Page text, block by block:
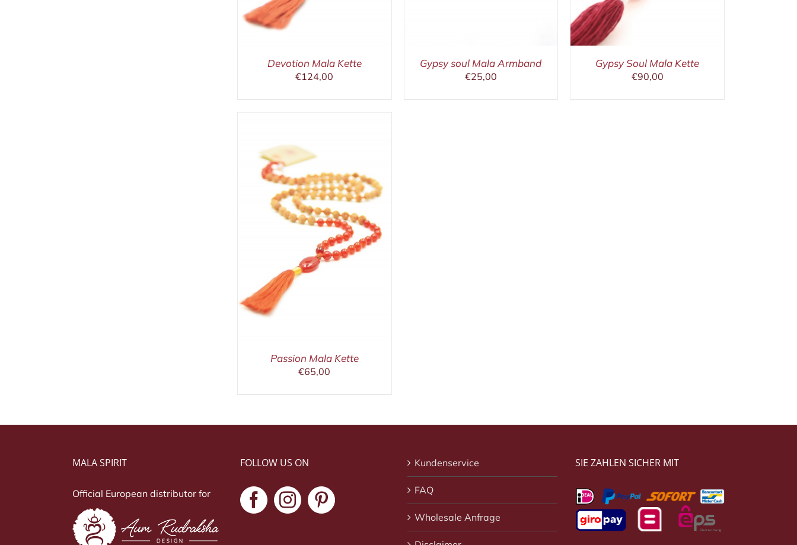
Devotion Mala Kette
€124,00
Gypsy soul Mala Armband
€25,00
Gypsy Soul Mala Kette
€90,00
Passion Mala Kette
€65,00
MALA SPIRIT
Official European distributor for
FOLLOW US ON Kundenservice
FAQ
Wholesale Anfrage
SIE ZAHLEN SICHER MIT